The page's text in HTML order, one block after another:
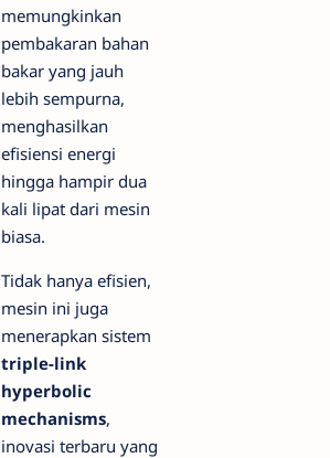
memungkinkan
pembakaran bahan
bakar yang jauh
lebih sempurna,
menghasilkan
efisiensi energi
hingga hampir dua
kali lipat dari mesin
biasa.
Tidak hanya efisien,
mesin ini juga
menerapkan sistem
triple-link
hyperbolic
mechanisms,
inovasi terbaru yang